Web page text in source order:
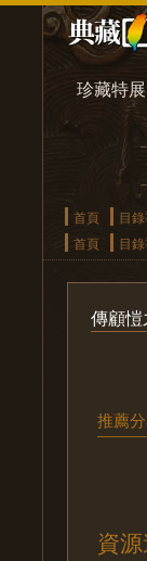
珍藏特展
首頁 目
首頁
目
傳顧
推薦
資